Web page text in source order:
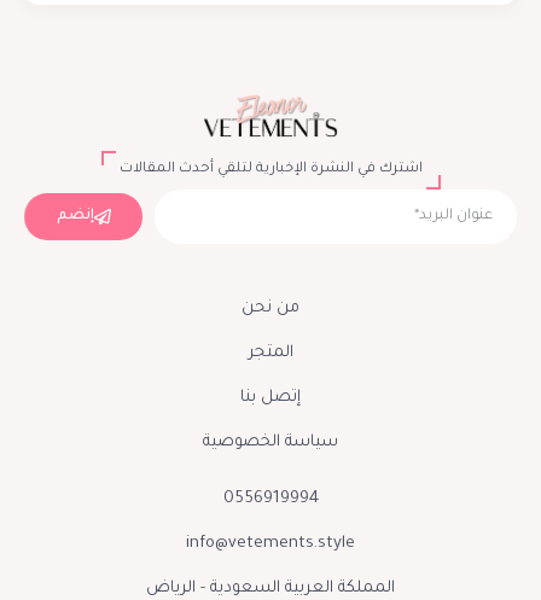
اشترك في النشرة الإخبارية لتلقي أحدث المقالات
إنضم
من نحن
المتجر
إتصل بنا
سياسة الخصوصية
0556919994
info@vetements.style
المملكة العربية السعودية - الرياض